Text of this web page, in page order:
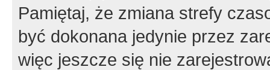
Pamiętaj, że zmiana strefy
być dokonana jedynie przez
więc jeszcze się nie